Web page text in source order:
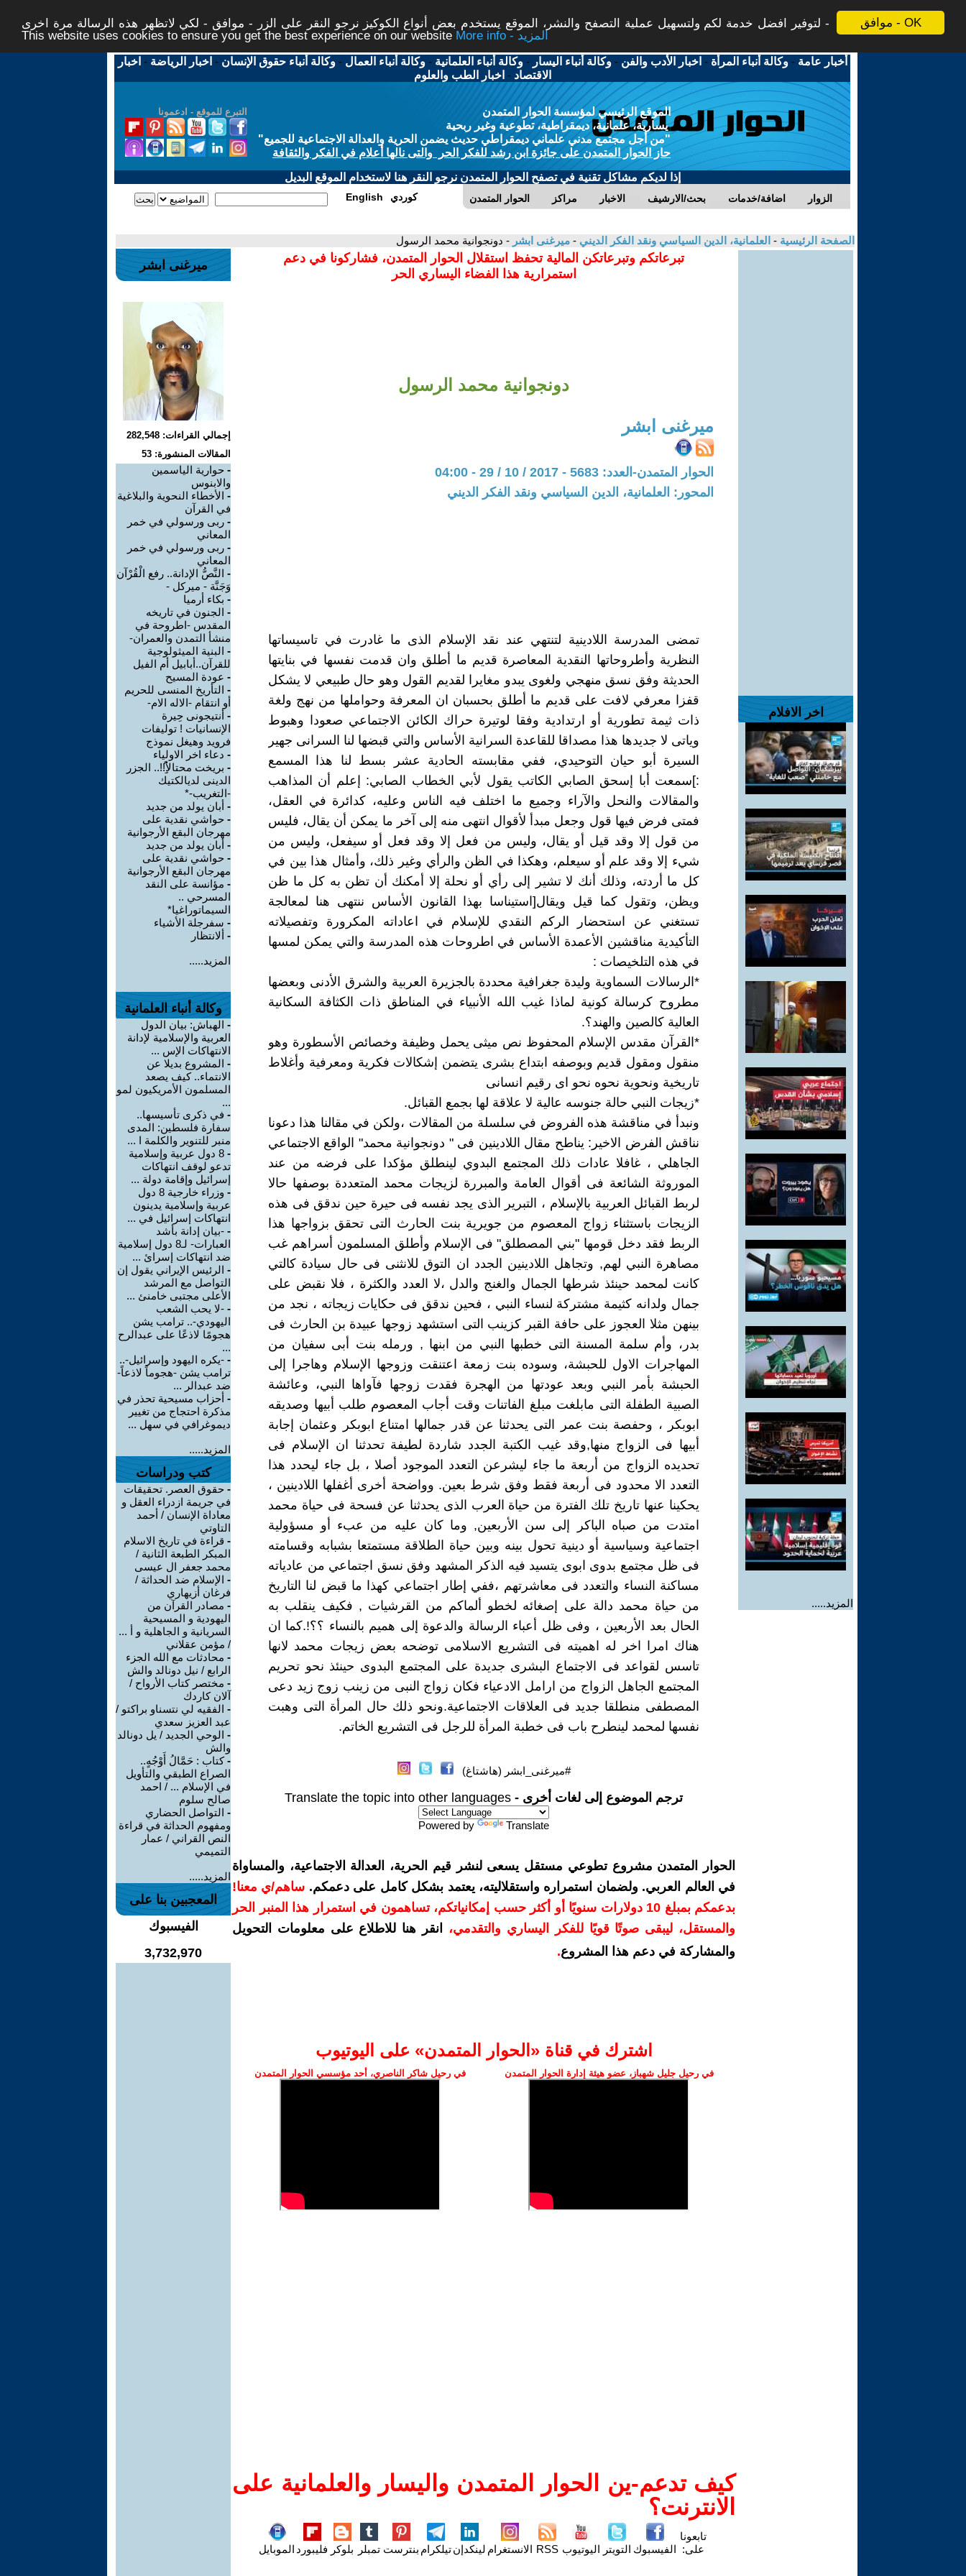
موافق - OK
لتوفير افضل خدمة لكم ولتسهيل عملية التصفح والنشر، الموقع يستخدم بعض أنواع الكوكيز نرجو النقر على الزر - موافق - لكي لاتظهر هذه الرسالة مرة اخرى -
This website uses cookies to ensure you get the best experience on our website
More info - المزيد
أخبار عامة -وكالة أنباء المرأة - اخبار الأدب والفن -وكالة أنباء اليسار -وكالة أنباء العلمانية -وكالة أنباء العمال -وكالة أنباء حقوق الإنسان - اخبار الرياضة - اخبار
الاقتصاد - اخبار الطب والعلوم
التبرع للموقع - ادعمونا
الموقع الرئيسي لمؤسسة الحوار المتمدن
يسارية، علمانية، ديمقراطية، تطوعية وغير ربحية
"من أجل مجتمع مدني علماني ديمقراطي حديث يضمن الحرية والعدالة الاجتماعية للجميع"
حاز الحوار المتمدن على جائزة ابن رشد للفكر الحر والتى نالها أعلام في الفكر والثقافة
إذا لديكم مشاكل تقنية في تصفح الحوار المتمدن نرجو النقر هنا لاستخدام الموقع البديل
الحوار المتمدن مراكز الاخبار بحث/الارشيف اضافة/خدمات الزوار English كوردي
الصفحة الرئيسية - العلمانية، الدين السياسي ونقد الفكر الديني - ميرغنى ابشر - دونجوانية محمد الرسول
اخر الافلام
المزيد.....
تبرعاتكم وتبرعاتكن المالية تحفظ استقلال الحوار المتمدن، فشاركونا في دعم
استمرارية هذا الفضاء اليساري الحر
دونجوانية محمد الرسول
ميرغنى ابشر
الحوار المتمدن-العدد: 5683 - 2017 / 10 / 29 - 04:00
المحور: العلمانية، الدين السياسي ونقد الفكر الديني
تمضى المدرسة اللادينية لتنتهي عند نقد الإسلام الذى ما غادرت في تاسيساتها
النظرية وأطروحاتها النقدية المعاصرة قديم ما أطلق وان قدمت نفسها في بنايتها
الحديثة وفق نسق منهجي ولغوى يبدو مغايرا لقديم القول وهو حال طبيعي لا يشكل
قفزا معرفي لافت على قديم ما أطلق بحسبان ان المعرفة وحواملها من نهج ولغة
ذات ثيمة تطورية أو ارتدادية وفقا لوتيرة حراك الكائن الاجتماعي صعودا وهبوط
وياتى لا جديدها هذا مصداقا للقاعدة السرانية الأساس والتي قبضها لنا السرانى جهير
السيرة أبو حيان التوحيدي، ففي مقابسته الحادية عشر بسط لنا هذا المسمع
:]سمعت أبا إسحق الصابي الكاتب يقول لأبي الخطاب الصابي: إعلم أن المذاهب
والمقالات والنحل والآراء وجميع ما اختلف فيه الناس وعليه، كدائرة في العقل،
فمتى فرض فيها قول وجعل مبدأ لأقوال انتهى منه إلى آخر ما يمكن أن يقال، فليس
من قول إلا وقد قيل أو يقال، وليس من فعل إلا وقد فعل أو سيفعل، وليس من
شيء إلا وقد علم أو سيعلم، وهكذا في الظن والرأي وغير ذلك، وأمثال هذا بين في
كل ما أردته، وذلك أنك لا تشير إلى رأي أو نحلة إلا أمكنك أن تظن به كل ما ظن
ويظن، وتقول كما قيل ويقال[استيناسا بهذا القانون الأساس ننتهى هنا لمعالجة
تستغني عن استحضار الركم النقدي للإسلام في اعاداته المكرورة وتفصيلاته
التأكيدية مناقشين الأعمدة الأساس في اطروحات هذه المدرسة والتي يمكن لمسها
في هذه التلخيصات :
*الرسالات السماوية وليدة جغرافية محددة بالجزيرة العربية والشرق الأدنى وبعضها
مطروح كرسالة كونية لماذا غيب الله الأنبياء في المناطق ذات الكثافة السكانية
العالية كالصين والهند؟.
*القرآن مقدس الإسلام المحفوظ نص ميثى يحمل وظيفة وخصائص الأسطورة وهو
منقول ومقول قديم وبوصفه ابتداع بشرى يتضمن إشكالات فكرية ومعرفية وأغلاط
تاريخية ونحوية نحوه نحو اى رقيم انسانى
*زيجات النبي حالة جنوسه عالية لا علاقة لها بجمع القبائل.
ونبدأ في مناقشة هذه الفروض في سلسلة من المقالات ،ولكن في مقالنا هذا دعونا
نناقش الفرض الاخير: يناطح مقال اللادينين فى " دونجوانية محمد" الواقع الاجتماعي
الجاهلي ، غافلا عادات ذلك المجتمع البدوي لينطلق مؤكدا على فرضه من عند
الموروثة الشائعة فى أقوال العامة والمبررة لزيجات محمد المتعددة بوصفها حالا
لربط القبائل العربية بالإسلام ، التبرير الذى يجد نفسه فى حيرة حين ندقق فى هذه
الزيجات باستثناء زواج المعصوم من جويرية بنت الحارث التى تحقق بزواجها هذا
الربط فقد دخل قومها "بني المصطلق" فى الإسلام وأطلق المسلمون أسراهم غب
مصاهرة النبي لهم, وتجاهل اللادينين الجدد ان التوق للانثنى فى حال سيادة كالتي
كانت لمحمد حينئذ شرطها الجمال والغنج والدل ،لا العدد والكثرة ، فلا نقبض على
جمال ولدانه كثيمة مشتركة لنساء النبي ، فحين ندقق فى حكايات زيجاته ، نجد من
بينهن مثلا العجوز على حافة القبر كزينب التى استشهد زوجها عبيدة بن الحارث فى
بدر، وأم سلمة المسنة التى خطبها النبي من ابنها , ورمله بنت أبى سفيان من
المهاجرات الاول للحبشة، وسوده بنت زمعة اعتنقت وزوجها الإسلام وهاجرا إلى
الحبشة بأمر النبي وبعد عودتها من الهجرة فقدت زوجها فآواها النبي، وعائشة
الصبية الطفلة التى مابلغت مبلغ الفاتنات وقت أجاب المعصوم طلب أبيها وصديقه
ابوبكر ، وحفصة بنت عمر التى يحدثنا عن قدر جمالها امتناع ابوبكر وعثمان إجابة
أبيها فى الزواج منها,وقد غيب الكتبة الجدد شاردة لطيفة تحدثنا ان الإسلام فى
تحديده الزواج من أربعة ما جاء ليشرعن التعدد الموجود أصلا ، بل جاء ليحدد هذا
التعدد الا محدود فى أربعة فقط وفق شرط بعين. وواضحة أخرى أغفلها اللادينين ،
يحكينا عنها تاريخ تلك الفترة من حياة العرب الذى يحدثنا عن فسحة فى حياة محمد
امتدت من صباه الباكر إلى سن الأربعين, وما كان عليه من عبء أو مسؤولية
اجتماعية وسياسية أو دينية تحول بينه وبين حياة الطلاقة مستمتعا بشبابه وقسامته
فى ظل مجتمع بدوى ابوى يتسيد فيه الذكر المشهد وفق نسق اجتماعي من عادياته
مساكنة النساء والتعدد فى معاشرتهم ،ففي إطار اجتماعي كهذا ما قبض لنا التاريخ
من حياة محمد دالة على إصغائه لخطو ألماكم من القرشيات , فكيف ينقلب به
الحال بعد الأربعين ، وفى ظل أعباء الرسالة والدعوة إلى هميم بالنساء ؟؟!.كما ان
هناك امرا اخر له اهميته فى التشريع الاسلامى توضحه بعض زيجات محمد لانها
تاسس لقواعد فى الاجتماع البشرى جديدة على المجتمع البدوى حينئذ نحو تحريم
المجتمع الجاهل الزواج من ارامل الادعياء فكان زواج النبى من زينب زوج زيد دعى
المصطفى منطلقا جديد فى العلاقات الاجتماعية.ونحو ذلك حال المرأة التى وهبت
نفسها لمحمد لينطرح باب فى خطبة المرأة للرجل فى التشريع الخاتم.
#ميرغنى_ابشر (هاشتاغ)
ترجم الموضوع إلى لغات أخرى - Translate the topic into other languages
Powered by Translate
الحوار المتمدن مشروع تطوعي مستقل يسعى لنشر قيم الحرية، العدالة الاجتماعية، والمساواة
في العالم العربي. ولضمان استمراره واستقلاليته، يعتمد بشكل كامل على دعمكم. ساهم/ي معنا!
بدعمكم بمبلغ 10 دولارات سنويًا أو أكثر حسب إمكانياتكم، تساهمون في استمرار هذا المنبر الحر
والمستقل، ليبقى صوتًا قويًا للفكر اليساري والتقدمي،
انقر هنا للاطلاع على معلومات التحويل
والمشاركة في دعم هذا المشروع.
اشترك في قناة ‫«الحوار المتمدن» على اليوتيوب
في رحيل جليل شهباز، عضو هيئة إدارة الحوار المتمدن في رحيل شاكر الناصري، أحد مؤسسي الحوار المتمدن
كيف تدعم-ين الحوار المتمدن واليسار والعلمانية على
الانترنت؟
تابعونا
على: الفيسبوك التويتر اليوتيوب RSS الانستغرام لينكدإنتيلكرام بنترست تمبلر بلوكر فليبورد الموبايل
ميرغنى ابشر
إجمالي القراءات: 282,548
المقالات المنشورة: 53
- حوارية الياسمين
والابنوس
- الأخطاء النحوية والبلاغية
في القرآن
- ربى ورسولي في خمر
المعاني
- ربى ورسولي في خمر
المعاني
- النَّصُّ الإدانة.. رفع الْقُرْآن
وَجَنَّة - ميركل -
- بكاء أرميا
- الجنون في تاريخه
المقدس -اطروحة في
منشأ التمدن والعمران-
- البنية الميثولوجية
للقرآن..أبابيل أم الفيل
- عودة المسيح
- التأريخ المنسى للحريم
أو انتقام -الاله الام-
- أنتيجونى حِيرة
الإنسانيات ! توليفات
فرويد وهيغل نموذج
- دعاء اخر الاولياء
- بريخت محتالاًَََََََِِ!!.. الجزر
الدينى لديالكتيك
-التغريب-*
- أبان يولد من جديد
- حواشي نقدية على
مهرجان البقع الأرجوانية
- أبان يولد من جديد
- حواشي نقدية على
مهرجان البقع الأرجوانية
- مؤانسة على النقد
المسرحي ..
السيماتوراغيا*
- سفرجلة الأشياء
- ألانتظار
المزيد.....
وكالة أنباء العلمانية
- الهباش: بيان الدول
العربية والإسلامية لإدانة
الانتهاكات الإس ...
- المشروع بديلا عن
الانتماء.. كيف يصعد
المسلمون الأمريكيون لمو
...
- في ذكرى تأسيسها..
سفارة فلسطين: المدى
منبر للتنوير والكلمة ا ...
-
8 دول عربية وإسلامية
تدعو لوقف انتهاكات
إسرائيل وإقامة دولة ...
-
وزراء خارجية 8 دول
عربية وإسلامية يدينون
انتهاكات إسرائيل في ...
- -بيان إدانة بأشد
العبارات- لـ8 دول إسلامية
ضد انتهاكات إسرائ ...
- الرئيس الإيراني يقول إن
التواصل مع المرشد
الأعلى مجتبى خامنئ ...
- -لا يحب الشعب
اليهودي-.. ترامب يشن
هجومًا لاذعًا على عبدالرح
...
- -يكره اليهود وإسرائيل-..
ترامب يشن -هجوماً لاذعاً-
ضد عبدالر ...
- أحزاب مسيحية تحذر في
مذكرة احتجاج من تغيير
ديموغرافي في سهل ...
المزيد.....
كتب ودراسات
- حقوق العصر. تحقيقات
في جريمة ازدراء العقل و
معاداة الإنسان / أحمد
التاوتي
- قراءة في تاريخ الاسلام
المبكر الطبعة الثانية /
محمد جعفر ال عيسى
- الإسلام ضد الحداثة /
فرغان أزيهاري
- مصادر القرآن من
اليهودية و المسيحية
السريانية و الجاهلية و أ ...
/ مؤمن عقلاني
- محادثات مع الله الجزء
الرابع / نيل دونالد والش
- مختصر كتاب الأرواح /
آلان كاردك
- الفقيه لي نتسناو براكتو /
عبد العزيز سعدي
- الوحي الجديد / يل دونالد
والش
-كتاب : حَمَّالُ أَوْجُهٍ..
الصراع الطبقي والتأويل
في الإسلام ... / احمد
صالح سلوم
- التواصل الحضاري
ومفهوم الحداثة في قراءة
النص القراني / عمار
التميمي
المزيد.....
المعجبين بنا على
الفيسبوك
3,732,970